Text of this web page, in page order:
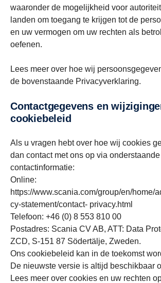
waaronder de mogelijkheid voor
landen om toegang te krijgen tot de
en uw vermogen om uw rechten als
oefenen.
Lees meer over hoe wij
de bovenstaande Privacyverklaring.
Contactgegevens en wijzigingen in dit
cookiebeleid
Als u vragen hebt over hoe wij cookies
dan contact met ons op via onderstaande
contactinformatie:
Online:
https://www.scania.com/group/en/home/
cy-statement/contact- privacy.html
Telefoon: +46 (0) 8 553 810 00
Postadres: Scania CV AB, ATT: Data
ZCD, S-151 87 Södertälje, Zweden.
Ons cookiebeleid kan in de toekomst
De nieuwste versie is altijd beschikbaar
Lees meer over cookies en uw rechten